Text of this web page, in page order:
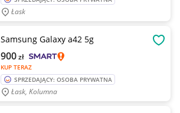
Łask
Samsung Galaxy a42 5g
KUP TERAZ
900zł
SPRZEDAJĄCY: OSOBA PRYWATNA
Łask, Kolumna